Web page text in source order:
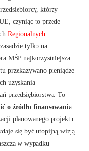
którzy
czyniąc to przede
Regionalnych
tylko na
MŚP najkorzystniejsza
przekazywano pieniądze
uzyskania
przedsiębiorstwa. To
o źródło finansowania
planowanego projektu.
się być utopijną wizją
w wypadku